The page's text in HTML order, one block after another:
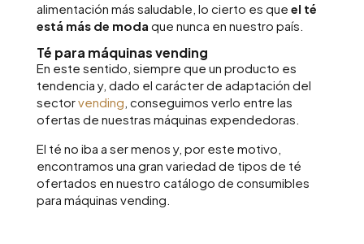
alimentación más saludable, lo cierto es que el té
está más de moda que nunca en nuestro país.
Té para máquinas vending
En este sentido, siempre que un producto es
tendencia y, dado el carácter de adaptación del
sectorvending , conseguimos verlo entre las
ofertas de nuestras máquinas expendedoras.
El té no iba a ser menos y, por este motivo,
encontramos una gran variedad de tipos de té
ofertados en nuestro catálogo de consumibles
para máquinas vending.